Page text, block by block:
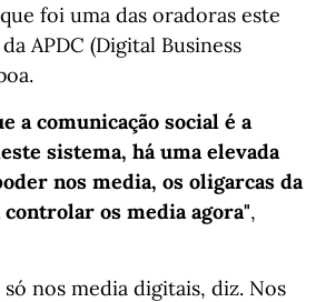
foi uma das oradoras este
APDC (Digital Business
a comunicação social é a
sistema, há uma elevada
nos media, os oligarcas da
os media agora",
nos media digitais, diz. Nos